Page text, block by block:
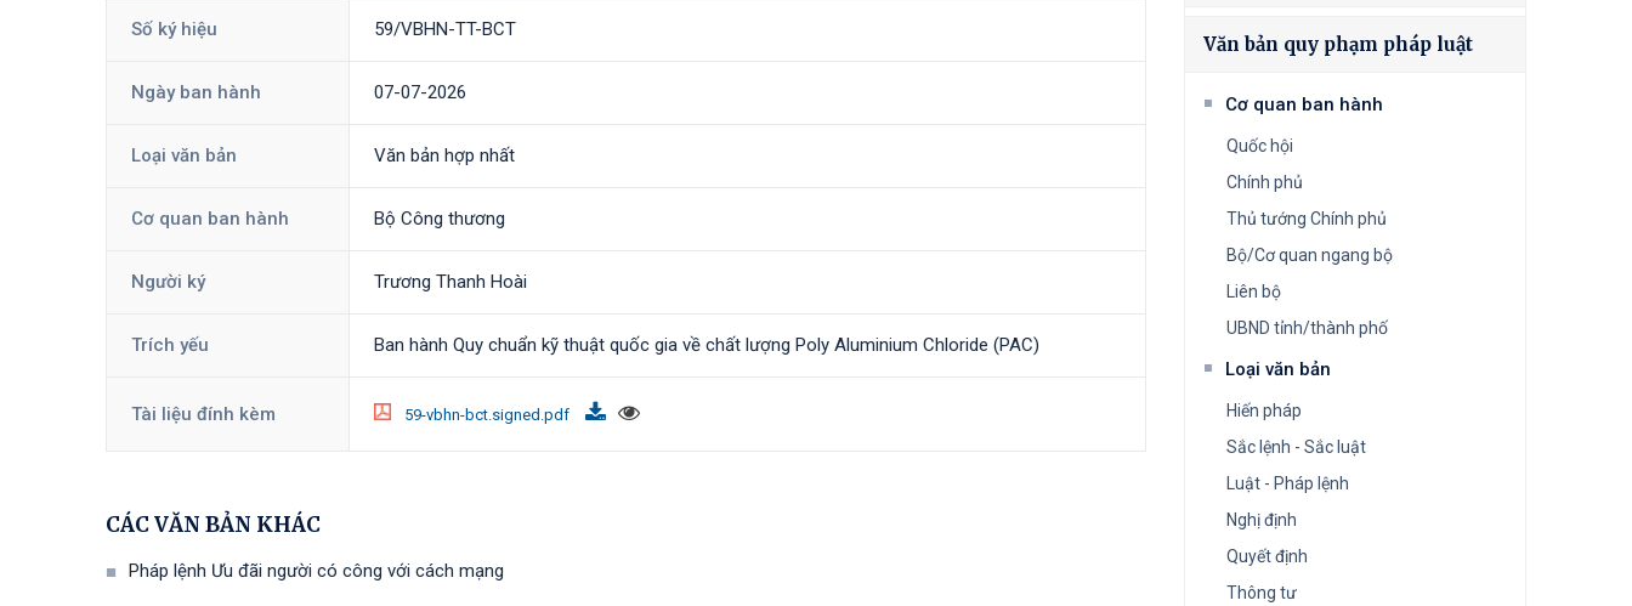
Số ký hiệu 59/VBHN-TT-BCT
Ngày ban hành 07-07-2026
Loại văn bản Văn bản hợp nhất
Cơ quan ban hành Bộ Công thương
Người ký Trương Thanh Hoài
Trích yếu Ban hành Quy chuẩn kỹ thuật quốc gia về chất lượng Poly Aluminium Chloride (PAC)
Tài liệu đính kèm 59-vbhn-bct.signed.pdf
CÁC VĂN BẢN KHÁC
Pháp lệnh Ưu đãi người có công với cách mạng
Văn bản quy phạm pháp luật
Cơ quan ban hành
Quốc hội
Chính phủ
Thủ tướng Chính phủ
Bộ/Cơ quan ngang bộ
Liên bộ
UBND tỉnh/thành phố
Loại văn bản
Hiến pháp
Sắc lệnh - Sắc luật
Luật - Pháp lệnh
Nghị định
Quyết định
Thông tư